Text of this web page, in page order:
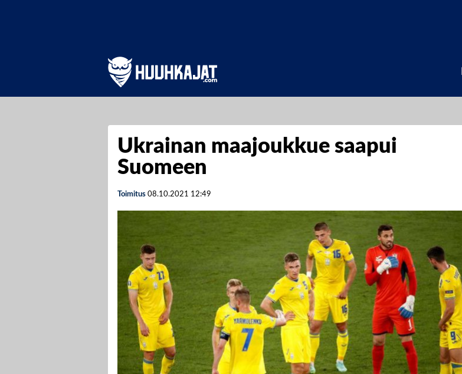
Ukrainan maajoukkue saapui
Suomeen
Toimitus 08.10.2021 12:49